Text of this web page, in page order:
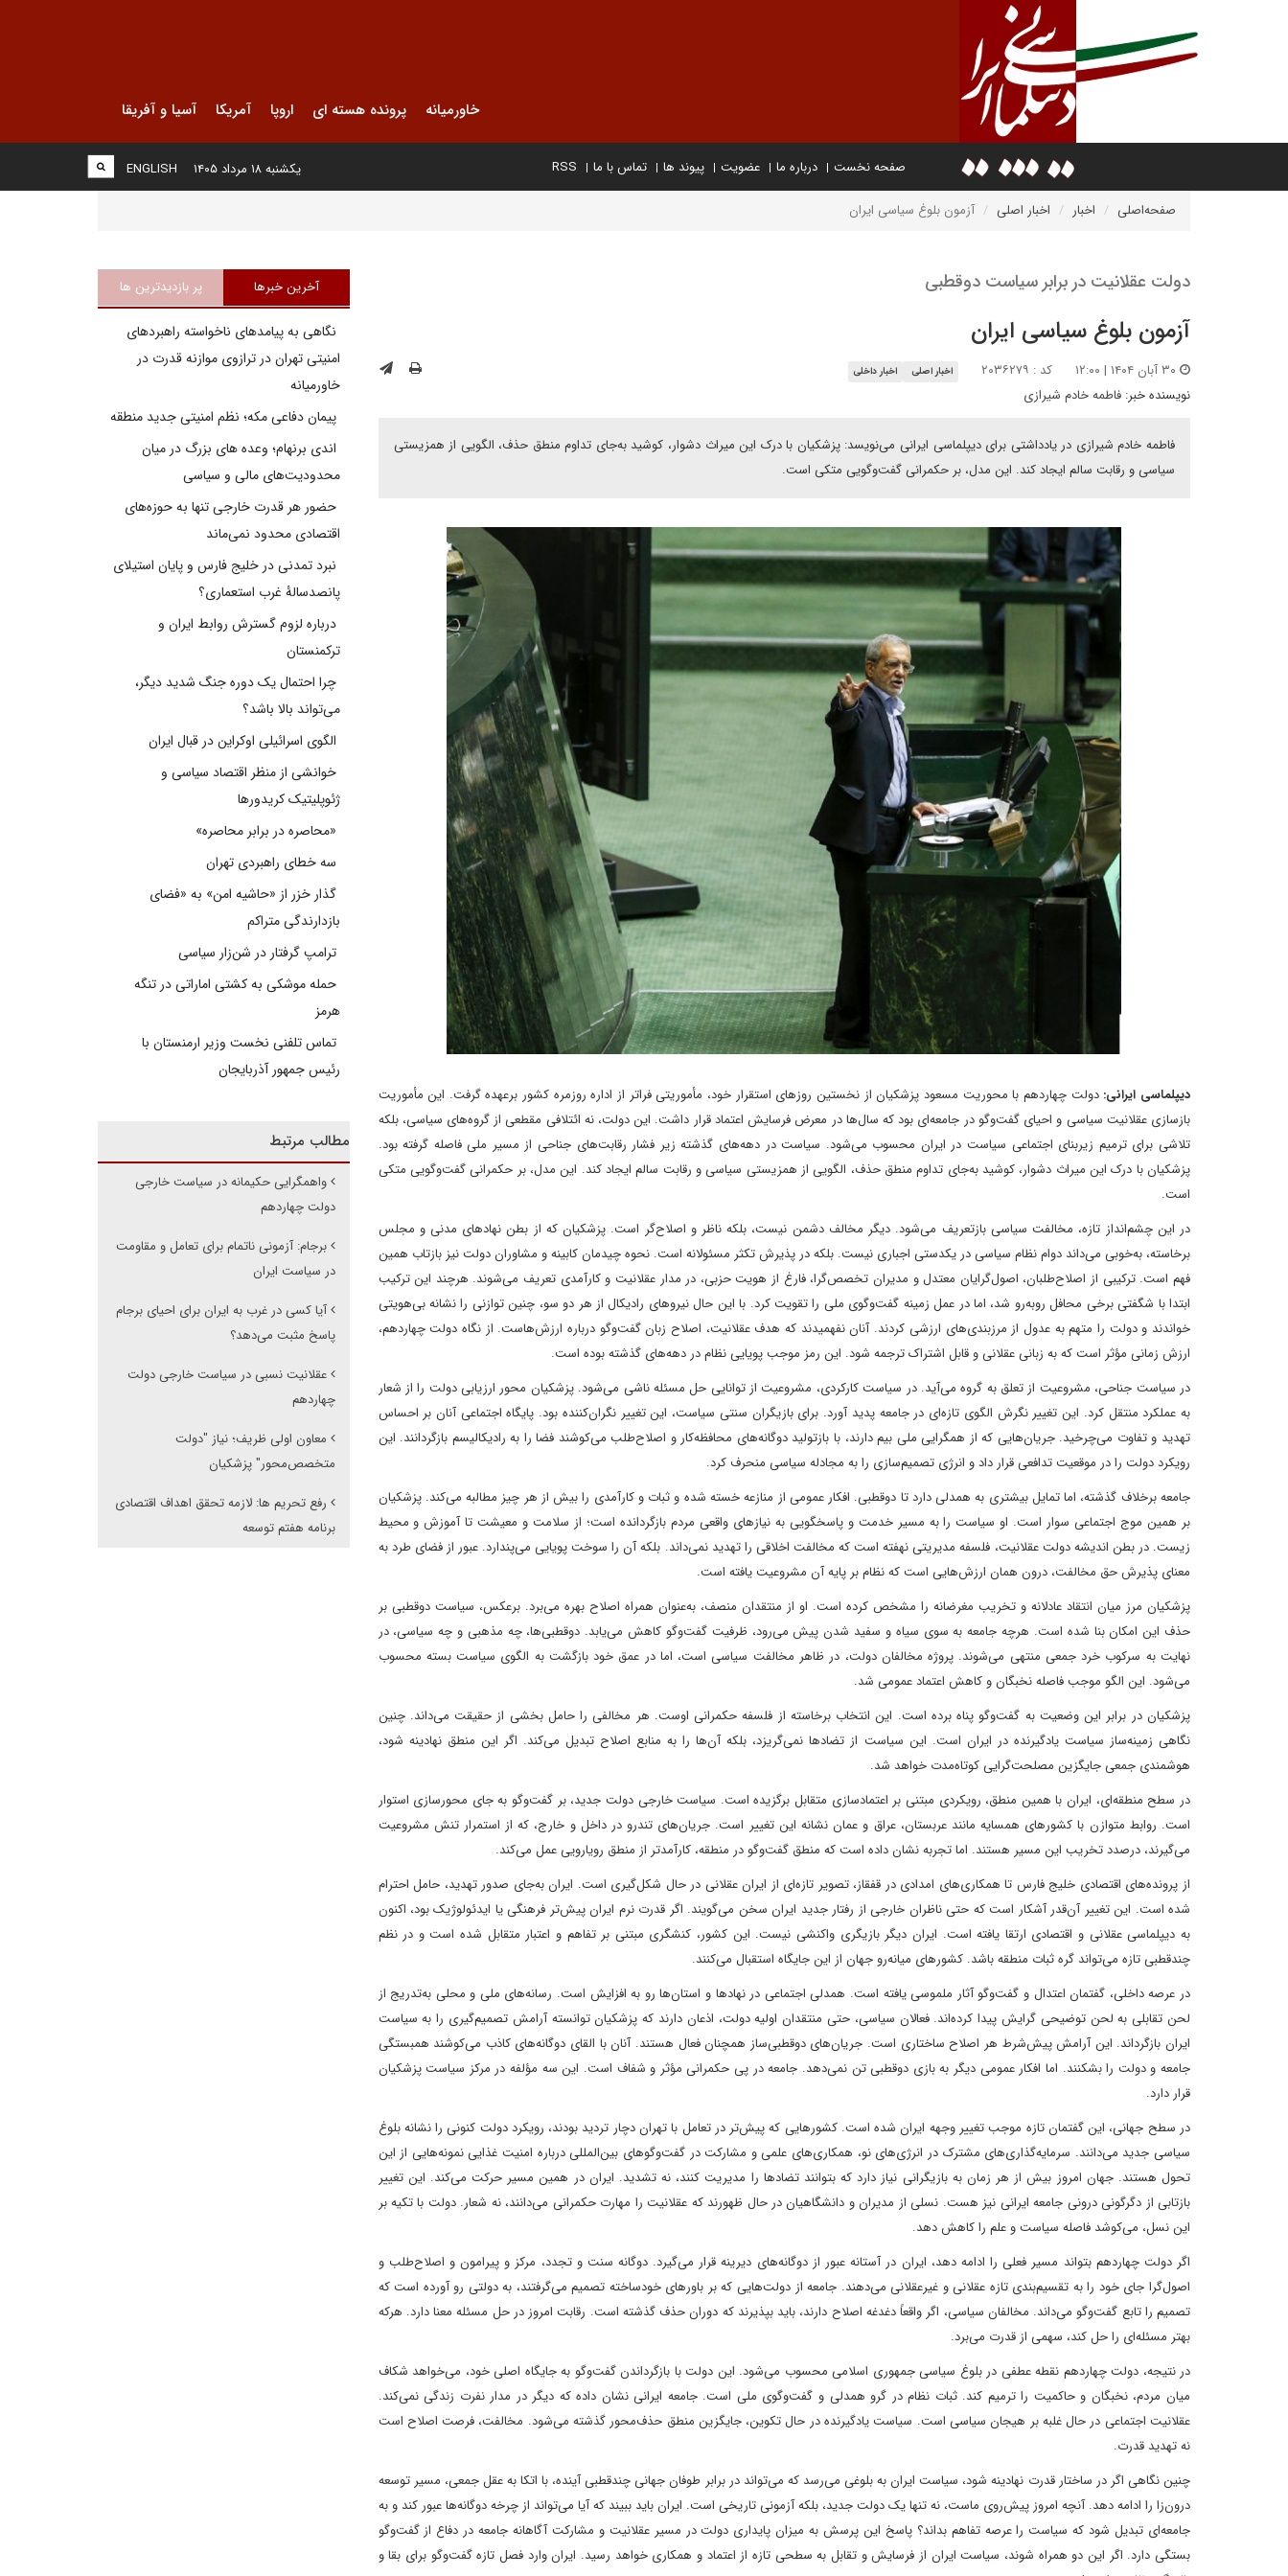
خاورمیانه پرونده هسته ای اروپا آمریکا آسیا و آفریقا
صفحه نخست درباره ما عضویت پیوند ها تماس با ما RSS
ENGLISH یکشنبه ۱۸ مرداد ۱۴۰۵
صفحه‌اصلی اخبار اخبار اصلی آزمون بلوغ سیاسی ایران
دولت عقلانیت در برابر سیاست دوقطبی
آزمون بلوغ سیاسی ایران
کد : ۲۰۳۶۲۷۹ اخبار اصلی اخبار داخلی
نویسنده خبر: فاطمه خادم شیرازی
فاطمه خادم شیرازی در یادداشتی برای دیپلماسی ایرانی می‌نویسد: پزشکیان با درک این میراث دشوار، کوشید به‌جای تداوم منطق حذف، الگویی از همزیستی
سیاسی و رقابت سالم ایجاد کند. این مدل، بر حکمرانی گفت‌وگویی متکی است.
دیپلماسی ایرانی:دولت چهاردهم با محوریت مسعود پزشکیان از نخستین روزهای استقرار خود، مأموریتی فراتر از اداره‌ روزمره کشور برعهده گرفت. این مأموریت
بازسازی عقلانیت سیاسی و احیای گفت‌وگو در جامعه‌ای بود که سال‌ها در معرض فرسایش اعتماد قرار داشت. این دولت، نه ائتلافی مقطعی از گروه‌های سیاسی، بلکه
تلاشی برای ترمیم زیربنای اجتماعی سیاست در ایران محسوب می‌شود. سیاست در دهه‌های گذشته زیر فشار رقابت‌های جناحی از مسیر ملی فاصله گرفته بود.
پزشکیان با درک این میراث دشوار، کوشید به‌جای تداوم منطق حذف، الگویی از همزیستی سیاسی و رقابت سالم ایجاد کند. این مدل، بر حکمرانی گفت‌وگویی متکی
است.
در این چشم‌انداز تازه، مخالفت سیاسی بازتعریف می‌شود. دیگر مخالف دشمن نیست، بلکه ناظر و اصلاح‌گر است. پزشکیان که از بطن نهادهای مدنی و مجلس
برخاسته، به‌خوبی می‌داند دوام نظام سیاسی در یکدستی اجباری نیست. بلکه در پذیرش تکثر مسئولانه است. نحوه چیدمان کابینه و مشاوران دولت نیز بازتاب همین
فهم است. ترکیبی از اصلاح‌طلبان، اصول‌گرایان معتدل و مدیران تخصص‌گرا، فارغ از هویت حزبی، در مدار عقلانیت و کارآمدی تعریف می‌شوند. هرچند این ترکیب
ابتدا با شگفتی برخی محافل روبه‌رو شد، اما در عمل زمینه گفت‌وگوی ملی را تقویت کرد. با این حال نیروهای رادیکال از هر دو سو، چنین توازنی را نشانه بی‌هویتی
خواندند و دولت را متهم به عدول از مرزبندی‌های ارزشی کردند. آنان نفهمیدند که هدف عقلانیت، اصلاح زبان گفت‌وگو درباره ارزش‌هاست. از نگاه دولت چهاردهم،
ارزش زمانی مؤثر است که به زبانی عقلانی و قابل اشتراک ترجمه شود. این رمز موجب پویایی نظام در دهه‌های گذشته بوده است.
در سیاست جناحی، مشروعیت از تعلق به گروه می‌آید. در سیاست کارکردی، مشروعیت از توانایی حل مسئله ناشی می‌شود. پزشکیان محور ارزیابی دولت را از شعار
به عملکرد منتقل کرد. این تغییر نگرش الگوی تازه‌ای در جامعه پدید آورد. برای بازیگران سنتی سیاست، این تغییر نگران‌کننده بود. پایگاه اجتماعی آنان بر احساس
تهدید و تفاوت می‌چرخید. جریان‌هایی که از همگرایی ملی بیم دارند، با بازتولید دوگانه‌های محافظه‌کار و اصلاح‌طلب می‌کوشند فضا را به رادیکالیسم بازگردانند. این
رویکرد دولت را در موقعیت تدافعی قرار داد و انرژی تصمیم‌سازی را به مجادله سیاسی منحرف کرد.
جامعه برخلاف گذشته، اما تمایل بیشتری به همدلی دارد تا دوقطبی. افکار عمومی از منازعه خسته شده و ثبات و کارآمدی را بیش از هر چیز مطالبه می‌کند. پزشکیان
بر همین موج اجتماعی سوار است. او سیاست را به مسیر خدمت و پاسخگویی به نیازهای واقعی مردم بازگردانده است؛ از سلامت و معیشت تا آموزش و محیط
زیست. در بطن اندیشه دولت عقلانیت، فلسفه مدیریتی نهفته است که مخالفت اخلاقی را تهدید نمی‌داند. بلکه آن را سوخت پویایی می‌پندارد. عبور از فضای طرد به
معنای پذیرش حق مخالفت، درون همان ارزش‌هایی است که نظام بر پایه آن مشروعیت یافته است.
پزشکیان مرز میان انتقاد عادلانه و تخریب مغرضانه را مشخص کرده است. او از منتقدان منصف، به‌عنوان همراه اصلاح بهره می‌برد. برعکس، سیاست دوقطبی بر
حذف این امکان بنا شده است. هرچه جامعه به سوی سیاه و سفید شدن پیش می‌رود، ظرفیت گفت‌وگو کاهش می‌یابد. دوقطبی‌ها، چه مذهبی و چه سیاسی، در
نهایت به سرکوب خرد جمعی منتهی می‌شوند. پروژه مخالفان دولت، در ظاهر مخالفت سیاسی است، اما در عمق خود بازگشت به الگوی سیاست بسته محسوب
می‌شود. این الگو موجب فاصله نخبگان و کاهش اعتماد عمومی شد.
پزشکیان در برابر این وضعیت به گفت‌وگو پناه برده است. این انتخاب برخاسته از فلسفه حکمرانی اوست. هر مخالفی را حامل بخشی از حقیقت می‌داند. چنین
نگاهی زمینه‌ساز سیاست یادگیرنده در ایران است. این سیاست از تضادها نمی‌گریزد، بلکه آن‌ها را به منابع اصلاح تبدیل می‌کند. اگر این منطق نهادینه شود،
هوشمندی جمعی جایگزین مصلحت‌گرایی کوتاه‌مدت خواهد شد.
در سطح منطقه‌ای، ایران با همین منطق، رویکردی مبتنی بر اعتمادسازی متقابل برگزیده است. سیاست خارجی دولت جدید، بر گفت‌وگو به جای محورسازی استوار
است. روابط متوازن با کشورهای همسایه مانند عربستان، عراق و عمان نشانه این تغییر است. جریان‌های تندرو در داخل و خارج، که از استمرار تنش مشروعیت
می‌گیرند، درصدد تخریب این مسیر هستند. اما تجربه نشان داده است که منطق گفت‌وگو در منطقه، کارآمدتر از منطق رویارویی عمل می‌کند.
از پرونده‌های اقتصادی خلیج فارس تا همکاری‌های امدادی در قفقاز، تصویر تازه‌ای از ایران عقلانی در حال شکل‌گیری است. ایران به‌جای صدور تهدید، حامل احترام
شده است. این تغییر آن‌قدر آشکار است که حتی ناظران خارجی از رفتار جدید ایران سخن می‌گویند. اگر قدرت نرم ایران پیش‌تر فرهنگی یا ایدئولوژیک بود، اکنون
به دیپلماسی عقلانی و اقتصادی ارتقا یافته است. ایران دیگر بازیگری واکنشی نیست. این کشور، کنشگری مبتنی بر تفاهم و اعتبار متقابل شده است و در نظم
چندقطبی تازه می‌تواند گره ثبات منطقه باشد. کشورهای میانه‌رو جهان از این جایگاه استقبال می‌کنند.
در عرصه داخلی، گفتمان اعتدال و گفت‌وگو آثار ملموسی یافته است. همدلی اجتماعی در نهادها و استان‌ها رو به افزایش است. رسانه‌های ملی و محلی به‌تدریج از
لحن تقابلی به لحن توضیحی گرایش پیدا کرده‌اند. فعالان سیاسی، حتی منتقدان اولیه دولت، اذعان دارند که پزشکیان توانسته آرامش تصمیم‌گیری را به سیاست
ایران بازگرداند. این آرامش پیش‌شرط هر اصلاح ساختاری است. جریان‌های دوقطبی‌ساز همچنان فعال هستند. آنان با القای دوگانه‌های کاذب می‌کوشند همبستگی
جامعه و دولت را بشکنند. اما افکار عمومی دیگر به بازی دوقطبی تن نمی‌دهد. جامعه در پی حکمرانی مؤثر و شفاف است. این سه مؤلفه در مرکز سیاست پزشکیان
قرار دارد.
در سطح جهانی، این گفتمان تازه موجب تغییر وجهه ایران شده است. کشورهایی که پیش‌تر در تعامل با تهران دچار تردید بودند، رویکرد دولت کنونی را نشانه بلوغ
سیاسی جدید می‌دانند. سرمایه‌گذاری‌های مشترک در انرژی‌های نو، همکاری‌های علمی و مشارکت در گفت‌وگوهای بین‌المللی درباره امنیت غذایی نمونه‌هایی از این
تحول هستند. جهان امروز بیش از هر زمان به بازیگرانی نیاز دارد که بتوانند تضادها را مدیریت کنند، نه تشدید. ایران در همین مسیر حرکت می‌کند. این تغییر
بازتابی از دگرگونی درونی جامعه ایرانی نیز هست. نسلی از مدیران و دانشگاهیان در حال ظهورند که عقلانیت را مهارت حکمرانی می‌دانند، نه شعار. دولت با تکیه بر
این نسل، می‌کوشد فاصله سیاست و علم را کاهش دهد.
اگر دولت چهاردهم بتواند مسیر فعلی را ادامه دهد، ایران در آستانه عبور از دوگانه‌های دیرینه قرار می‌گیرد. دوگانه سنت و تجدد، مرکز و پیرامون و اصلاح‌طلب و
اصول‌گرا جای خود را به تقسیم‌بندی تازه عقلانی و غیرعقلانی می‌دهند. جامعه از دولت‌هایی که بر باورهای خودساخته تصمیم می‌گرفتند، به دولتی رو آورده است که
تصمیم را تابع گفت‌وگو می‌داند. مخالفان سیاسی، اگر واقعاً دغدغه اصلاح دارند، باید بپذیرند که دوران حذف گذشته است. رقابت امروز در حل مسئله معنا دارد. هرکه
بهتر مسئله‌ای را حل کند، سهمی از قدرت می‌برد.
در نتیجه، دولت چهاردهم نقطه عطفی در بلوغ سیاسی جمهوری اسلامی محسوب می‌شود. این دولت با بازگرداندن گفت‌وگو به جایگاه اصلی خود، می‌خواهد شکاف
میان مردم، نخبگان و حاکمیت را ترمیم کند. ثبات نظام در گرو همدلی و گفت‌وگوی ملی است. جامعه ایرانی نشان داده که دیگر در مدار نفرت زندگی نمی‌کند.
عقلانیت اجتماعی در حال غلبه بر هیجان سیاسی است. سیاست یادگیرنده در حال تکوین، جایگزین منطق حذف‌محور گذشته می‌شود. مخالفت، فرصت اصلاح است
نه تهدید قدرت.
چنین نگاهی اگر در ساختار قدرت نهادینه شود، سیاست ایران به بلوغی می‌رسد که می‌تواند در برابر طوفان جهانی چندقطبی آینده، با اتکا به عقل جمعی، مسیر توسعه
درون‌زا را ادامه دهد. آنچه امروز پیش‌روی ماست، نه تنها یک دولت جدید، بلکه آزمونی تاریخی است. ایران باید ببیند که آیا می‌تواند از چرخه دوگانه‌ها عبور کند و به
جامعه‌ای تبدیل شود که سیاست را عرصه تفاهم بداند؟ پاسخ این پرسش به میزان پایداری دولت در مسیر عقلانیت و مشارکت آگاهانه جامعه در دفاع از گفت‌وگو
بستگی دارد. اگر این دو همراه شوند، سیاست ایران از فرسایش و تقابل به سطحی تازه از اعتماد و همکاری خواهد رسید. ایران وارد فصل تازه گفت‌وگو برای بقا و
آخرین خبرها پر بازدیدترین ها
نگاهی به پیامدهای ناخواسته راهبردهای
امنیتی تهران در ترازوی موازنه قدرت در
خاورمیانه
پیمان دفاعی مکه؛ نظم امنیتی جدید منطقه
اندی برنهام؛ وعده های بزرگ در میان
محدودیت‌های مالی و سیاسی
حضور هر قدرت خارجی تنها به حوزه‌های
اقتصادی محدود نمی‌ماند
نبرد تمدنی در خلیج فارس و پایان استیلای
پانصدسالۀ غرب استعماری؟
درباره لزوم گسترش روابط ایران و
ترکمنستان
چرا احتمال یک دوره جنگ شدید دیگر،
می‌تواند بالا باشد؟
الگوی اسرائیلی اوکراین در قبال ایران
خوانشی از منظر اقتصاد سیاسی و
ژئوپلیتیک کریدورها
«محاصره در برابر محاصره»
سه خطای راهبردی تهران
گذار خزر از «حاشیه امن» به «فضای
بازدارندگی متراکم
ترامپ گرفتار در شن‌زار سیاسی
حمله موشکی به کشتی اماراتی در تنگه
هرمز
تماس تلفنی نخست وزیر ارمنستان با
رئیس جمهور آذربایجان
مطالب مرتبط
واهمگرایی حکیمانه در سیاست خارجی
دولت چهاردهم
برجام: آزمونی ناتمام برای تعامل و مقاومت
در سیاست ایران
آیا کسی در غرب به ایران برای احیای برجام
پاسخ مثبت می‌دهد؟
عقلانیت نسبی در سیاست خارجی دولت
چهاردهم
معاون اولی ظریف؛ نیاز "دولت
متخصص‌محور" پزشکیان
رفع تحریم ها: لازمه تحقق اهداف اقتصادی
برنامه هفتم توسعه